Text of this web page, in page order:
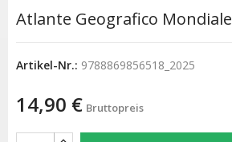
Atlante Geografico Mondiale
Artikel-Nr.: 9788869856518_2025
14,90 € Bruttopreis